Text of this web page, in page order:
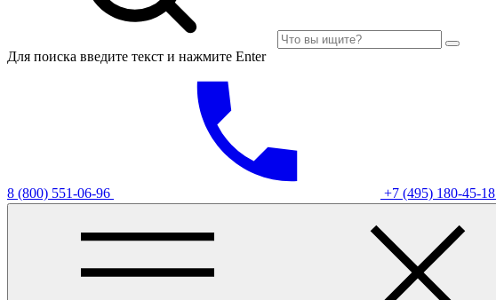
Для поиска введите текст и нажмите Enter
8 (800) 551-06-96 +7 (495) 180-45-18